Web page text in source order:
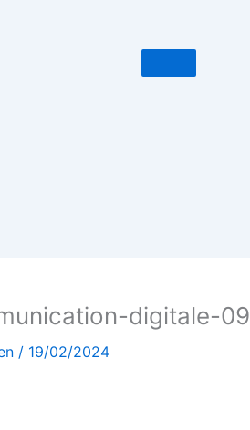
digitale-09
/ 19/02/2024